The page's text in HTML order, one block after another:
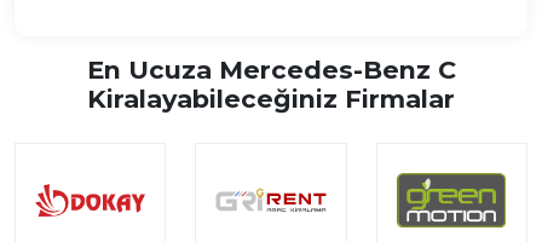
En Ucuza Mercedes-Benz C
Kiralayabileceğiniz Firmalar